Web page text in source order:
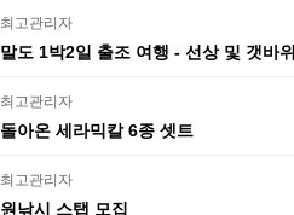
최고관리자
말도 1박2일 출조 여행 - 선상 및 갯바위
최고관리자
돌아온 세라믹칼 6종 셋트
최고관리자
원낚시 스탭 모집